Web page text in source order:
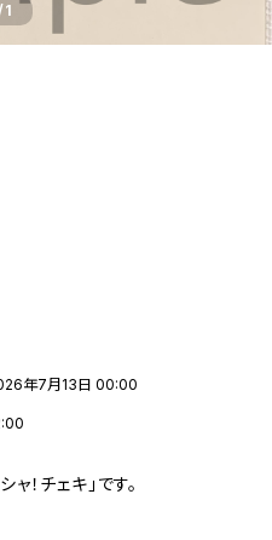
年7月13日 00:00
！チェキ」です。